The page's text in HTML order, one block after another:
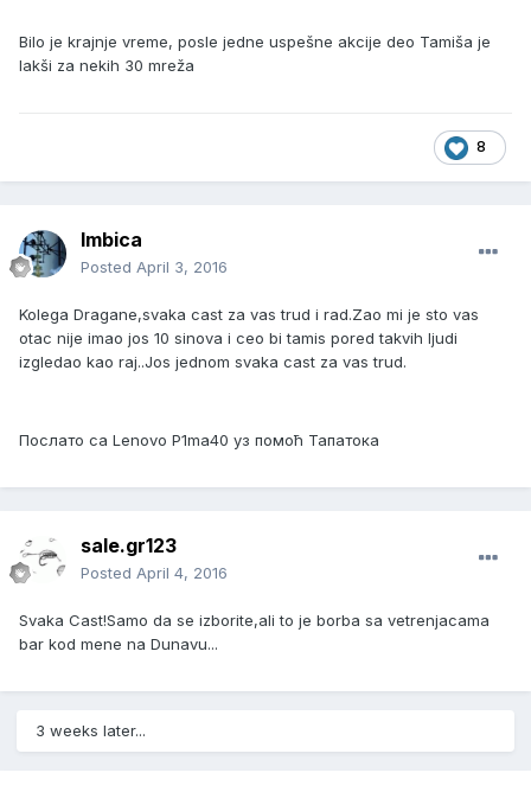
Bilo je krajnje vreme, posle jedne uspešne akcije deo Tamiša je
lakši za nekih 30 mreža
8
Imbica
Posted April 3, 2016
Kolega Dragane,svaka cast za vas trud i rad.Zao mi je sto vas
otac nije imao jos 10 sinova i ceo bi tamis pored takvih ljudi
izgledao kao raj..Jos jednom svaka cast za vas trud.
Послато са Lenovo P1ma40 уз помоћ Тапатока
sale.gr123
Posted April 4, 2016
Svaka Cast!Samo da se izborite,ali to je borba sa vetrenjacama
bar kod mene na Dunavu...
3 weeks later...